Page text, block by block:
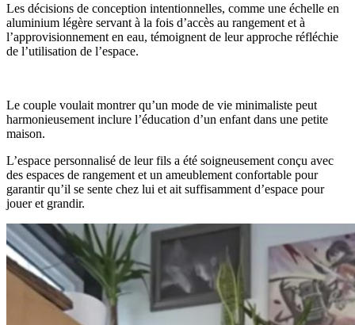
Les décisions de conception intentionnelles, comme une échelle en
aluminium légère servant à la fois d’accès au rangement et à
l’approvisionnement en eau, témoignent de leur approche réfléchie
de l’utilisation de l’espace.
Le couple voulait montrer qu’un mode de vie minimaliste peut
harmonieusement inclure l’éducation d’un enfant dans une petite
maison.
L’espace personnalisé de leur fils a été soigneusement conçu avec
des espaces de rangement et un ameublement confortable pour
garantir qu’il se sente chez lui et ait suffisamment d’espace pour
jouer et grandir.